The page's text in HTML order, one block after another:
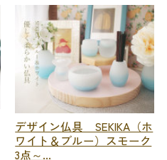
デザイン仏具 SEKIKA（ホ
ワイト＆ブルー）スモーク
3点～...